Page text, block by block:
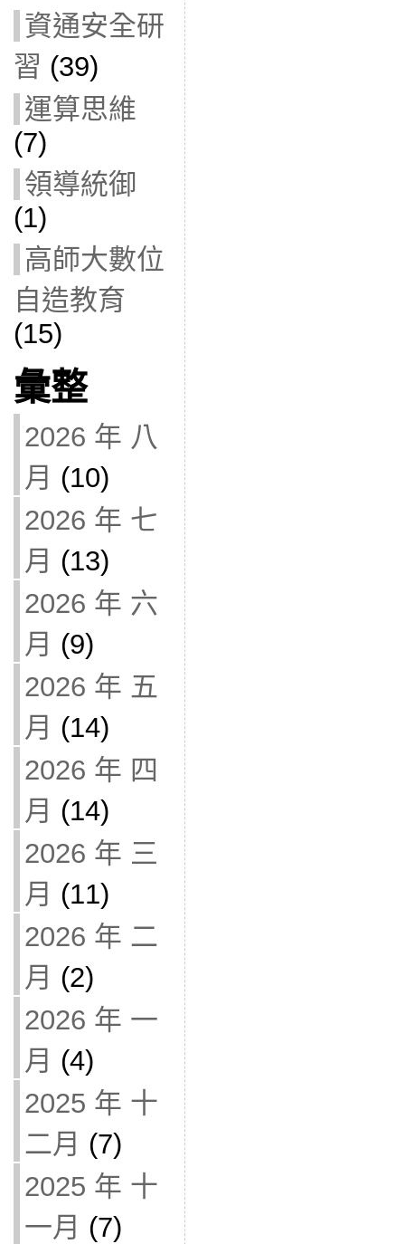
資通安全研
習 (39)
運算思維
(7)
領導統御
(1)
高師大數位
自造教育
(15)
彙整
2026 年 八
月 (10)
2026 年 七
月 (13)
2026 年 六
月 (9)
2026 年 五
月 (14)
2026 年 四
月 (14)
2026 年 三
月 (11)
2026 年 二
月 (2)
2026 年 一
月 (4)
2025 年 十
二月 (7)
2025 年 十
一月 (7)